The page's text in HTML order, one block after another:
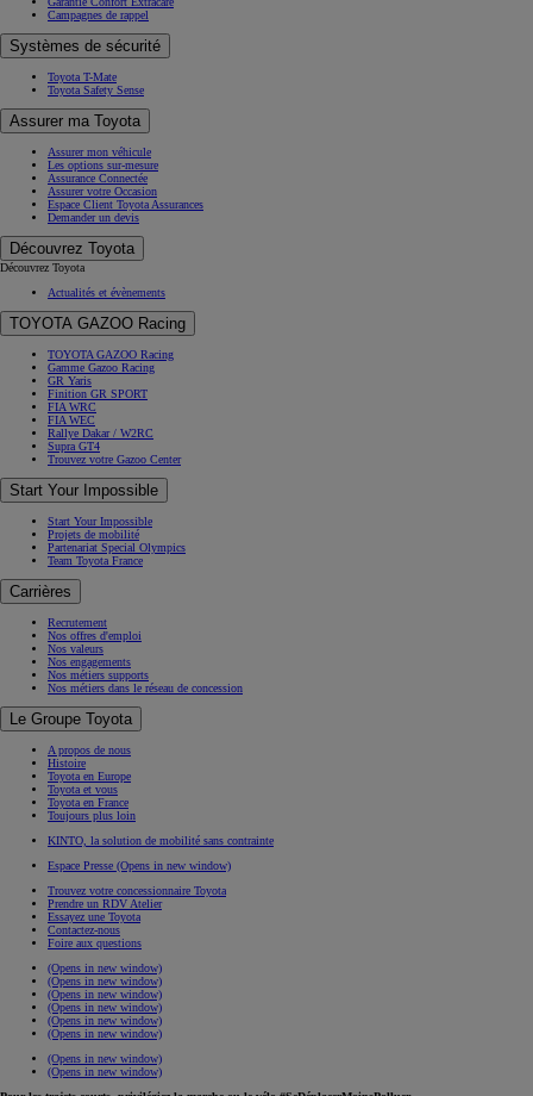
Campagnes de rappel
Systèmes de sécurité
Toyota T-Mate
Toyota Safety Sense
Assurer ma Toyota
Assurer mon véhicule
Les options sur-mesure
Assurance Connectée
Assurer votre Occasion
Espace Client Toyota Assurances
Demander un devis
Découvrez Toyota
Découvrez Toyota
Actualités et évènements
TOYOTA GAZOO Racing
TOYOTA GAZOO Racing
Gamme Gazoo Racing
GR Yaris
Finition GR SPORT
FIA WRC
FIA WEC
Rallye Dakar / W2RC
Supra GT4
Trouvez votre Gazoo Center
Start Your Impossible
Start Your Impossible
Projets de mobilité
Partenariat Special Olympics
Team Toyota France
Carrières
Recrutement
Nos offres d'emploi
Nos valeurs
Nos engagements
Nos métiers supports
Nos métiers dans le réseau de concession
Le Groupe Toyota
A propos de nous
Histoire
Toyota en Europe
Toyota et vous
Toyota en France
Toujours plus loin
KINTO, la solution de mobilité sans contrainte
Espace Presse (Opens in new window)
Trouvez votre concessionnaire Toyota
Prendre un RDV Atelier
Essayez une Toyota
Contactez-nous
Foire aux questions
(Opens in new window)
(Opens in new window)
(Opens in new window)
(Opens in new window)
(Opens in new window)
(Opens in new window)
(Opens in new window)
(Opens in new window)